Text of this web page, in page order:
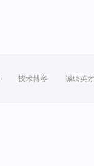
技术博客 诚聘英才